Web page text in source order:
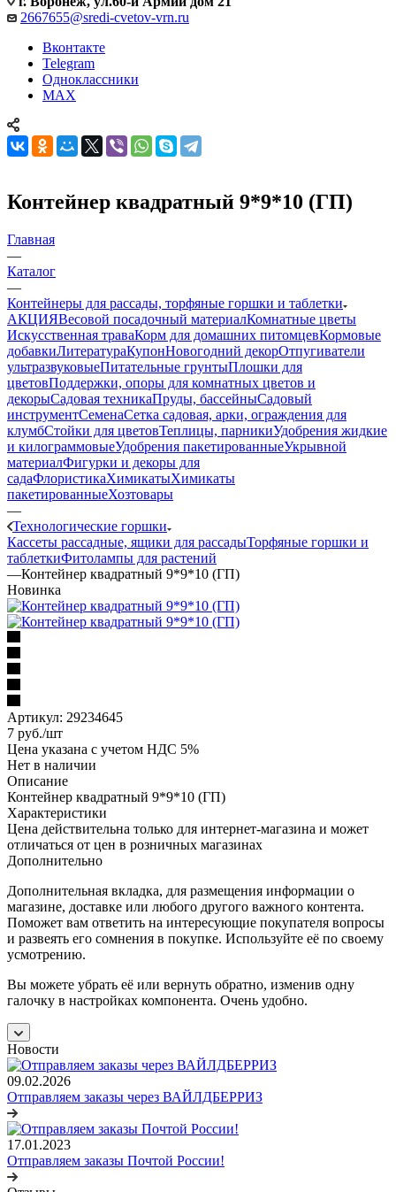
2667655@sredi-cvetov-vrn.ru
Вконтакте
Telegram
Одноклассники
MAX
Контейнер квадратный 9*9*10 (ГП)
Главная
—
Каталог
—
Контейнеры для рассады, торфяные горшки и таблетки
АКЦИЯВесовой посадочный материалКомнатные цветы
Искусственная траваКорм для домашних питомцевКормовые
добавкиЛитератураКупонНовогодний декорОтпугиватели
ультразвуковыеПитательные грунтыПлошки для
цветовПоддержки, опоры для комнатных цветов и
декорыСадовая техникаПруды, бассейныСадовый
инструментСеменаСетка садовая, арки, ограждения для
клумбСтойки для цветовТеплицы, парникиУдобрения жидкие
и килограммовыеУдобрения пакетированныеУкрывной
материалФигурки и декоры для
садаФлористикаХимикатыХимикаты
пакетированныеХозтовары
—
Технологические горшки
Кассеты рассадные, ящики для рассадыТорфяные горшки и
таблеткиФитолампы для растений
—Контейнер квадратный 9*9*10 (ГП)
Новинка
Артикул: 29234645
7 руб./шт
Цена указана с учетом НДС 5%
Нет в наличии
Описание
Контейнер квадратный 9*9*10 (ГП)
Характеристики
Цена действительна только для интернет-магазина и может
отличаться от цен в розничных магазинах
Дополнительно
Дополнительная вкладка, для размещения информации о
магазине, доставке или любого другого важного контента.
Поможет вам ответить на интересующие покупателя вопросы
и развеять его сомнения в покупке. Используйте её по своему
усмотрению.
Вы можете убрать её или вернуть обратно, изменив одну
галочку в настройках компонента. Очень удобно.
Новости
09.02.2026
Отправляем заказы через ВАЙЛДБЕРРИЗ
17.01.2023
Отправляем заказы Почтой России!